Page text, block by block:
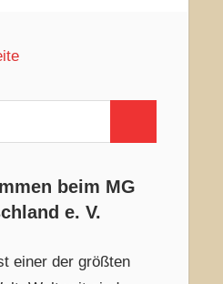
beim MG
e. V.
einer der größten